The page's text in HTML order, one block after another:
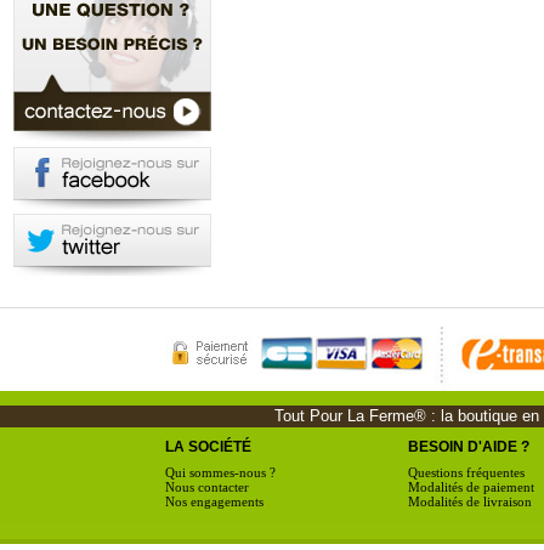
Tout Pour La Ferme® : la boutique
LA SOCIÉTÉ
Qui sommes-nous ?
Nous contacter
Nos engagements
BESOIN D'AIDE ?
Questions fréquentes
Modalités de paiement
Modalités de livraison